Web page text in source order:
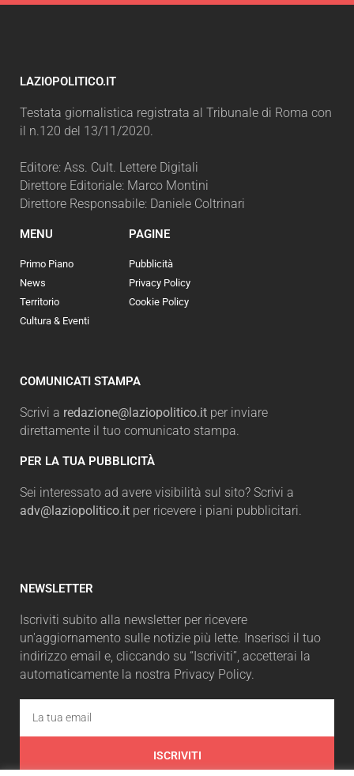
LAZIOPOLITICO.IT
Testata giornalistica registrata al Tribunale di Roma con
il n.120 del 13/11/2020.
Editore: Ass. Cult. Lettere Digitali
Direttore Editoriale: Marco Montini
Direttore Responsabile: Daniele Coltrinari
MENU
Primo Piano
News
Territorio
Cultura & Eventi
PAGINE
Pubblicità
Privacy Policy
Cookie Policy
COMUNICATI STAMPA
Scrivi a redazione@laziopolitico.it per inviare
direttamente il tuo comunicato stampa.
PER LA TUA PUBBLICITÀ
Sei interessato ad avere visibilità sul sito? Scrivi a
adv@laziopolitico.it per ricevere i piani pubblicitari.
NEWSLETTER
Iscriviti subito alla newsletter per ricevere
un'aggiornamento sulle notizie più lette. Inserisci il tuo
indirizzo email e, cliccando su “Iscriviti”, accetterai la
automaticamente la nostra Privacy Policy.
ISCRIVITI